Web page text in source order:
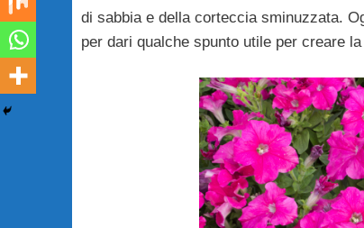
di sabbia e della corteccia sminuzzata.
per dari qualche spunto utile per creare